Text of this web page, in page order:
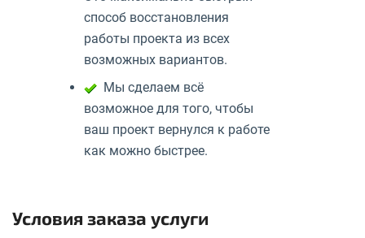
способ восстановления
работы проекта из всех
возможных вариантов.
Мы сделаем всё
возможное для того, чтобы
ваш проект вернулся к работе
как можно быстрее.
Условия заказа услуги